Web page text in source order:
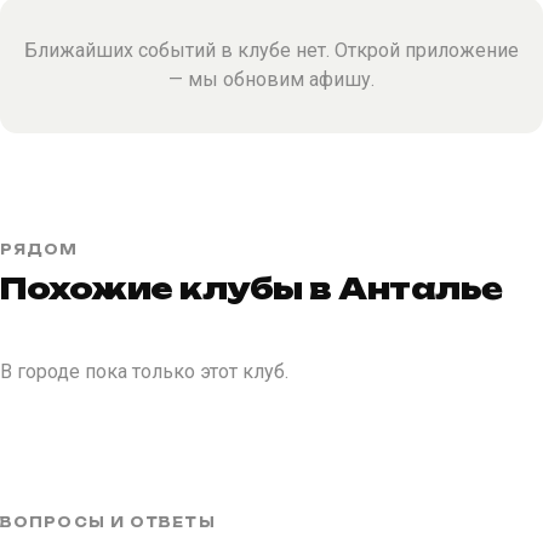
Ближайших событий в клубе нет. Открой приложение
— мы обновим афишу.
РЯДОМ
Похожие клубы в Антальe
В городе пока только этот клуб.
ВОПРОСЫ И ОТВЕТЫ